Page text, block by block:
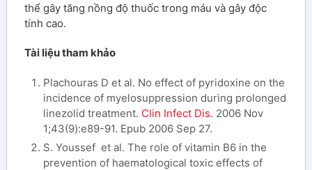
thể gây tăng nồng độ thuốc trong máu và gây độc
tính cao.
Tài liệu tham khảo
Plachouras D et al. No effect of pyridoxine on the
incidence of myelosuppression during prolonged
linezolid treatment. Clin Infect Dis. 2006 Nov
1;43(9):e89-91. Epub 2006 Sep 27.
S. Youssef et al. The role of vitamin B6 in the
prevention of haematological toxic effects of